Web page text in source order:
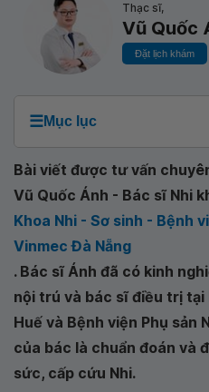
Thạc sĩ,
Vũ Quốc
Đặt lịch khám
☰Mục lục
Bài viết được tư vấn
Vũ Quốc Ánh - Bác sĩ Nhi
Khoa Nhi - Sơ sinh - Bệnh
Vinmec Đà Nẵng
. Bác sĩ Ánh đã có kinh
nội trú và bác sĩ điều trị
Huế và Bệnh viện Phụ sản
của bác là chuẩn đoán và
sức, cấp cứu Nhi.